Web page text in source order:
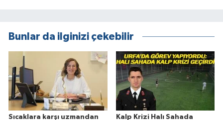
Bunlar da ilginizi çekebilir
Sıcaklara karşı uzmandan
Kalp Krizi Halı Sahada